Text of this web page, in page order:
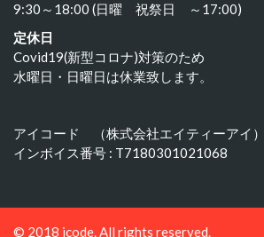
9:30～18:00 (日曜 祝祭日 ～17:00)
定休日
Covid19(新型コロナ)対策のため
水曜日・日曜日は休業致します。
アイコード （株式会社エイティーアイ）
インボイス番号 : T7180301021068
© 2018 icode. All rights reserved.